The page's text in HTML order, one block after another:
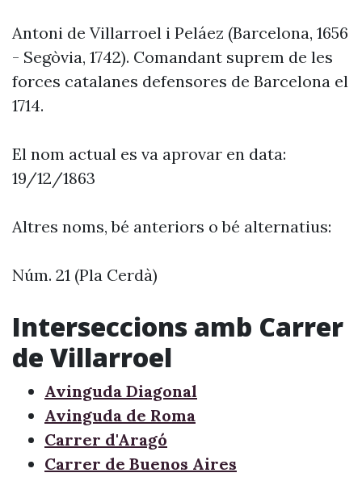
Antoni de Villarroel i Peláez (Barcelona, 1656
- Segòvia, 1742). Comandant suprem de les
forces catalanes defensores de Barcelona el
1714.
El nom actual es va aprovar en data:
19/12/1863
Altres noms, bé anteriors o bé alternatius:
Núm. 21 (Pla Cerdà)
Interseccions amb Carrer
de Villarroel
Avinguda Diagonal
Avinguda de Roma
Carrer d'Aragó
Carrer de Buenos Aires